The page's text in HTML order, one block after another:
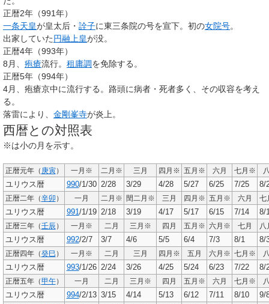
正暦2年（991年）
一条天皇が皇太后・ 詮子に東三条院の号を宣下。初の女院号。
出家していた円融上皇が没。
正暦4年（993年）
8月、 疱瘡流行。 租庸調を免除する。
正暦5年（994年）
4月、疱瘡京中に流行する。路頭に病者・死者多く、その収容を考え
る。
落雷により、 金剛峯寺が炎上。
西暦との対照表
※は小の月を示す。
正暦元年（ 庚寅） 一月※ 二月※ 三月 四月※ 五月※ 六月 七月※
ユリウス暦 990/1/30 2/28 3/29 4/28 5/27 6/25 7/25 8/
正暦二年（辛卯 ） 一月 二月※ 閏二月※ 三月 四月※ 五月※ 六月 七
ユリウス暦 991/1/19 2/18 3/19 4/17 5/17 6/15 7/14 8/
正暦三年（壬辰 ） 一月※ 二月 三月※ 四月 五月※ 六月※ 七月
ユリウス暦 992/2/7 3/7 4/6 5/5 6/4 7/3 8/1 8/
正暦四年（癸巳 ） 一月※ 二月 三月 四月※ 五月 六月※ 七月※
ユリウス暦 993/1/26 2/24 3/26 4/25 5/24 6/23 7/22 8/
正暦五年（甲午） 一月 二月 三月※ 四月 五月※ 六月 七月※
ユリウス暦 994/2/13 3/15 4/14 5/13 6/12 7/11 8/10 9/